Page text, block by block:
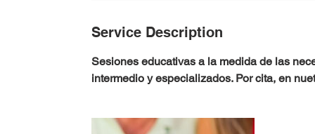
Service Description
Sesiones educativas a la medida de las
intermedio y especializados. Por cita, en